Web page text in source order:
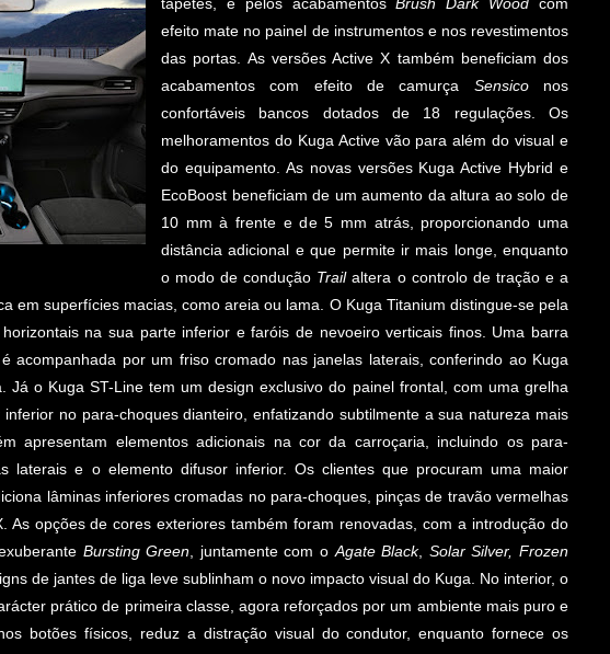
efeito mate no painel de instrumentos e nos revestimentos
das portas. As versões Active X também beneficiam dos
acabamentos com efeito de camurça Sensiconos
confortáveis bancos dotados de 18 regulações. Os
melhoramentos do Kuga Active vão para além do visual e
do equipamento. As novas versões Kuga Active Hybrid e
EcoBoost beneficiam de um aumento da altura ao solo de
10 mm à frente e de 5 mm atrás, proporcionando uma
distância adicional e que permite ir mais longe, enquanto
o modo de condução Trailaltera o controlo de tração e a
em superfícies macias, como areia ou lama. O Kuga Titanium distingue-se pela
na sua parte inferior e faróis de nevoeiro verticais finos. Uma barra
acompanhada por um friso cromado nas janelas laterais, conferindo ao Kuga
Já o Kuga ST-Line tem um design exclusivo do painel frontal, com uma grelha
no para-choques dianteiro, enfatizando subtilmente a sua natureza mais
apresentam elementos adicionais na cor da carroçaria, incluindo os para-
laterais e o elemento difusor inferior. Os clientes que procuram uma maior
lâminas inferiores cromadas no para-choques, pinças de travão vermelhas
As opções de cores exteriores também foram renovadas, com a introdução do
Bursting Green , juntamente com o Agate Black, Solar Silver, Frozen
de jantes de liga leve sublinham o novo impacto visual do Kuga. No interior, o
prático de primeira classe, agora reforçados por um ambiente mais puro e
botões físicos, reduz a distração visual do condutor, enquanto fornece os